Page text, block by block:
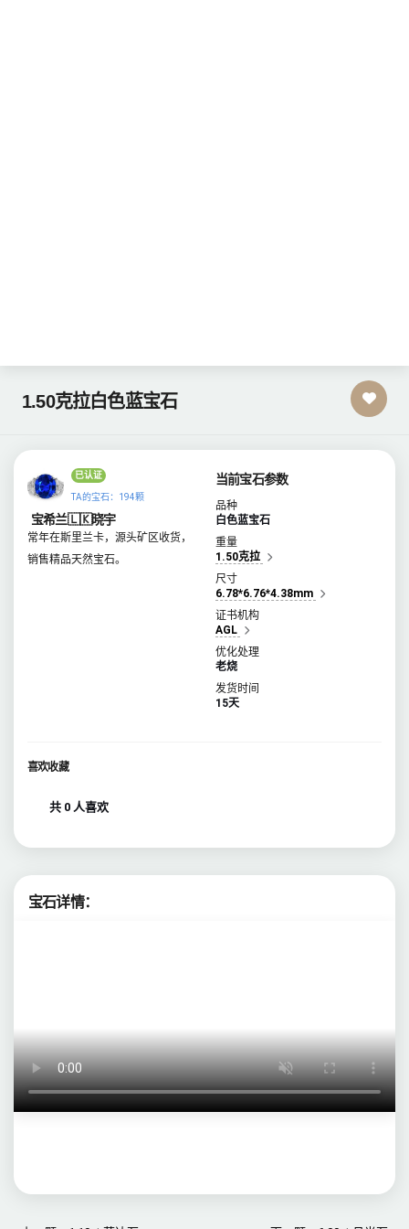
1.50克拉白色蓝宝石
已认证
TA的宝石：194颗
宝希兰🇱🇰晓宇
常年在斯里兰卡，源头矿区收货，
销售精品天然宝石。
当前宝石参数
品种
白色蓝宝石
重量
1.50克拉
尺寸
6.78*6.76*4.38mm
证书机构
AGL
优化处理
老烧
发货时间
15天
喜欢收藏
共 0 人喜欢
宝石详情：